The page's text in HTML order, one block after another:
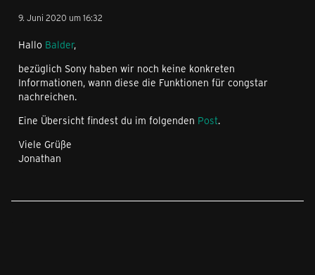
9. Juni 2020 um 16:32
Hallo Balder,
bezüglich Sony haben wir noch keine konkreten
Informationen, wann diese die Funktionen für congstar
nachreichen.
Eine Übersicht findest du im folgenden Post.
Viele Grüße
Jonathan